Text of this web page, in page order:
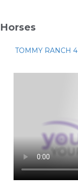
Horses
TOMMY RANCH 4